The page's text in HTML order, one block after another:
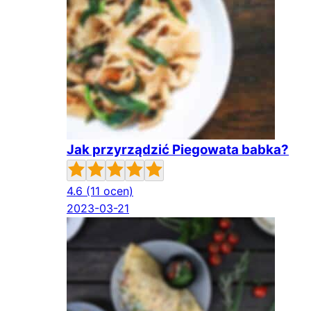
Jak przyrządzić Piegowata babka?
4.6 (11 ocen)
2023-03-21